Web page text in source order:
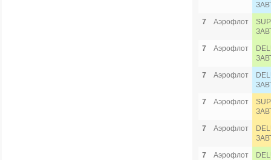
7
Аэрофлот
7
Аэрофлот
7
Аэрофлот
7
Аэрофлот
7
Аэрофлот
7
Аэрофлот